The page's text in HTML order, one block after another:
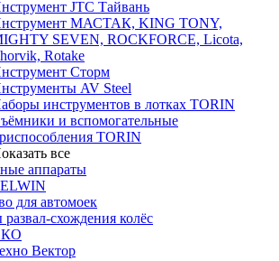
JTC Тайвань
МАСТАК, KING TONY,
SEVEN, ROCKFORCE, Licota,
Rotake
Сторм
AV Steel
инструментов в лотках TORIN
и вспомогательные
TORIN
все
аппараты
для автомоек
схождения колёс
Вектор